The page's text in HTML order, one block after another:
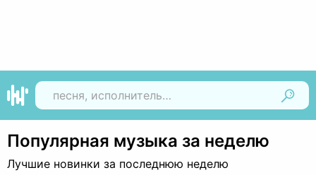
Популярная музыка за неделю
Лучшие новинки за последнюю неделю